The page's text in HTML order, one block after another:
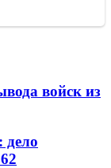
войск из
дело